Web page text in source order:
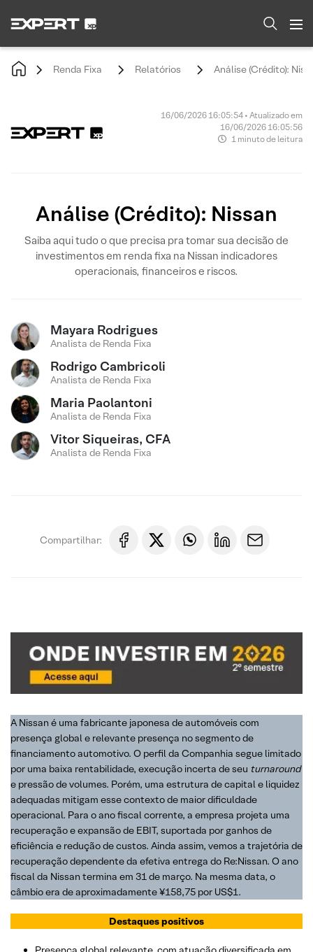
Renda Fixa Relatórios Análise (Crédito):
16/06/2026 16:05:54 • Atualizado em
16/06/2026 16:05:56
1 minuto de leitura
Análise (Crédito): Nissan
Saiba aqui tudo o que precisa pra tomar sua decisão de
investimentos em renda fixa na Nissan indicadores
operacionais, financeiros e riscos.
Mayara Rodrigues
Analista de Renda Fixa
Rodrigo Cambricoli
Analista de Renda Fixa
Maria Paolantoni
Analista de Renda Fixa
Vitor Siqueiras, CFA
Analista de Renda Fixa
Compartilhar:
A Nissan é uma fabricante japonesa de automóveis com
presença global e relevante presença no segmento de
financiamento automotivo. O perfil da Companhia segue limitado
por uma baixa rentabilidade, execução incerta de seu turnaround
e pressão de volumes. Porém, uma estrutura de capital e liquidez
adequadas mitigam esse contexto de maior dificuldade
operacional. Para o ano fiscal corrente, a empresa projeta uma
recuperação e expansão de EBIT, suportada por ganhos de
eficiência e redução de custos. Ainda assim, vemos a trajetória de
recuperação dependente da efetiva entrega do Re:Nissan. O ano
fiscal da Nissan termina em 31 de março. Na mesma data, o
câmbio era de aproximadamente ¥158,75 por US$1.
Destaques positivos